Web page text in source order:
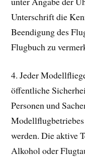
Unterschrift die
Beendigung des
Flugbuch zu
4. Jeder
öffentliche
Personen und
werden. Die aktive
Alkohol oder